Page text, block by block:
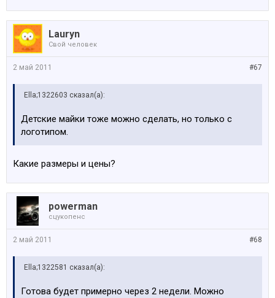
Lauryn
Свой человек
#67
2 май 2011
Ella;1322603 сказал(а):
Детские майки тоже можно сделать, но только с
логотипом.
Какие размеры и цены?
powerman
сцукопенс
#68
2 май 2011
Ella;1322581 сказал(а):
Готова будет примерно через 2 недели. Можно